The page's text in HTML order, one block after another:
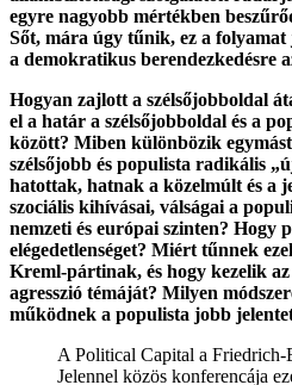
egyre nagyobb mértékben
Sőt, mára úgy tűnik, ez a
a demokratikus berendezkedésre
Hogyan zajlott a szélsőjobboldal
el a határ a szélsőjobboldal és a
között? Miben különbözik
szélsőjobb és populista radikális
hatottak, hatnak a közelmúlt és a
szociális kihívásai, válságai a
nemzeti és európai szinten? Hogy
elégedetlenséget? Miért tűnnek
Kreml-pártinak, és hogy kezelik
agresszió témáját? Milyen
működnek a populista jobb
A Political Capital a Friedrich-
Jelennel közös konferencája